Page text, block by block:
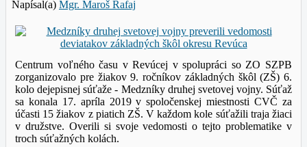
Napísal(a) Mgr. Maroš Rafaj
Centrum voľného času v Revúcej v spolupráci so ZO SZPB
zorganizovalo pre žiakov 9. ročníkov základných škôl (ZŠ) 6.
kolo dejepisnej súťaže - Medzníky druhej svetovej vojny. Súťaž
sa konala 17. apríla 2019 v spoločenskej miestnosti CVČ za
účasti 15 žiakov z piatich ZŠ. V každom kole súťažili traja žiaci
v družstve. Overili si svoje vedomosti o tejto problematike v
troch súťažných kolách.